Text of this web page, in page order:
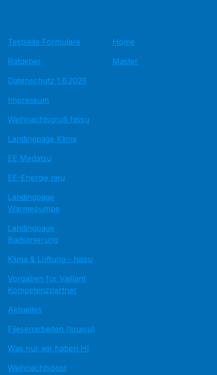
Testseite Formulare
Ratgeber
Datenschutz 1.6.2026
Impressum
Weihnachtsgruß hissu
Landingpage Klima
EE Medatsu
EE-Energie neu
Landingpage
Wärmepumpe
Landingpage
Badsanierung
Klima & Lüftung - hissu
Vorgaben für Vaillant
Kompetenzpartner
Aktuelles
Fliesenarbeiten (toujou)
Was nur wir haben HI
Weihnachtspost
Home
Master